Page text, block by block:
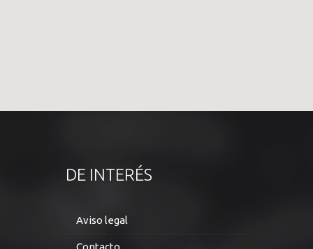
DE INTERÉS
Aviso legal
Contacto